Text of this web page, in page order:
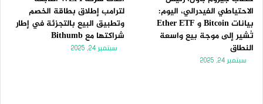
الاحتياطي الفيدرالي، اليوم:
بيانات Bitcoin و Ether ETF
تُشير إلى موجة بيع واسعة
النطاق
سبتمبر 24, 2025
لترامب إطلاق بطاقة الخصم
وتطبيق البيع بالتجزئة في إطار
شراكتها مع Bithumb
سبتمبر 24, 2025